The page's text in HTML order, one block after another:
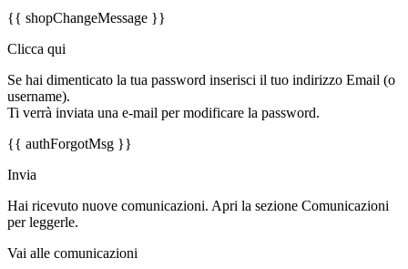
{{ shopChangeMessage }}
Clicca qui
Se hai dimenticato la tua password inserisci il tuo indirizzo Email (o
username).
Ti verrà inviata una e-mail per modificare la password.
{{ authForgotMsg }}
Invia
Hai ricevuto nuove comunicazioni. Apri la sezione Comunicazioni
per leggerle.
Vai alle comunicazioni